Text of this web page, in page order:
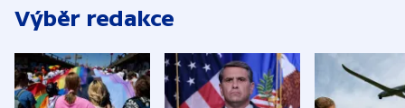
Výběr redakce